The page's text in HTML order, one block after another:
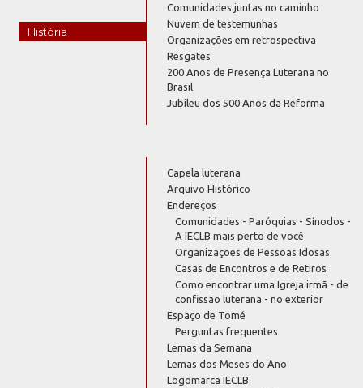
História
Comunidades juntas no caminho
Nuvem de testemunhas
Organizações em retrospectiva
Resgates
200 Anos de Presença Luterana no
Brasil
Jubileu dos 500 Anos da Reforma
Capela luterana
Arquivo Histórico
Endereços
Comunidades - Paróquias - Sínodos -
A IECLB mais perto de você
Organizações de Pessoas Idosas
Casas de Encontros e de Retiros
Como encontrar uma Igreja irmã - de
confissão luterana - no exterior
Espaço de Tomé
Perguntas frequentes
Lemas da Semana
Lemas dos Meses do Ano
Logomarca IECLB